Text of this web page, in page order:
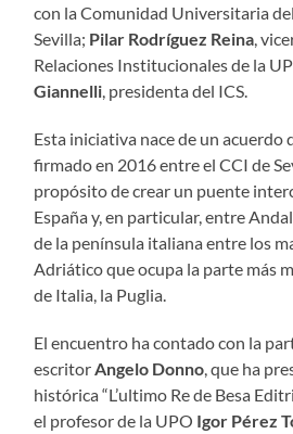
con la Comunidad Universitaria
Sevilla; Pilar Rodríguez Reina ,
Relaciones Institucionales de la
Giannelli , presidenta del ICS.
Esta iniciativa nace de un acuerdo
firmado en 2016 entre el CCI de
propósito de crear un puente
España y, en particular, entre
de la península italiana entre los
Adriático que ocupa la parte más
de Italia, la Puglia.
El encuentro ha contado con la
escritor Angelo Donno , que ha
histórica “L’ultimo Re de Besa
el profesor de la UPO Igor Pérez